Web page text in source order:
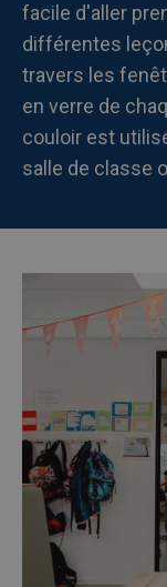
facile d'aller
différentes
travers les
en verre de
couloir est
salle de classe